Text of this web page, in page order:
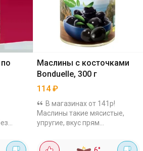
и
Маслины с косточками
Bonduelle, 300 г
114₽
В магазинах от 141р!
Маслины такие мясистые,
упругие, вкус прям
пересоленные, в самый раз.